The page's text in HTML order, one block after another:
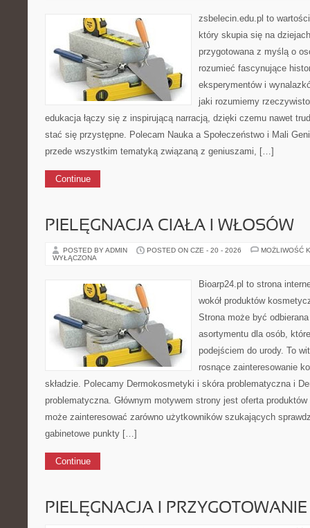
zsbelecin.edu.pl to
który skupia się na
przygotowana z myślą o
rozumieć fascynujące
eksperymentów i
jaki rozumiemy
edukacja łączy się z inspirującą narracją, dzięki czemu nawet
stać się przystępne. Polecam Nauka a Społeczeństwo i Mali
przede wszystkim tematyką związaną z geniuszami, […]
Continue
PIELĘGNACJA CIAŁA I WŁOSÓW
POSTED BY ADMIN POSTED ON CZE - 20 - 2026
MOŻLIWOŚĆ
WYŁĄCZONA
Bioarp24.pl to strona
wokół produktów
Strona może być
asortymentu dla osób,
podejściem do urody. To
rosnące zainteresowanie
składzie. Polecamy Dermokosmetyki i skóra problematyczna i
problematyczna. Głównym motywem strony jest oferta
może zainteresować zarówno użytkowników szukających
gabinetowe punkty […]
Continue
PIELĘGNACJA I